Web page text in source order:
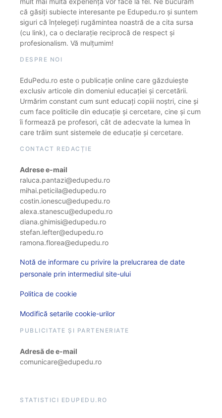
că găsiți subiecte interesante pe Edupedu.ro și suntem
siguri că înțelegeți rugămintea noastră de a cita sursa
(cu link), ca o declarație reciprocă de respect și
profesionalism. Vă mulțumim!
DESPRE NOI
EduPedu.ro este o publicație online care găzduiește
exclusiv articole din domeniul educației și cercetării.
Urmărim constant cum sunt educați copiii noștri, cine și
cum face politicile din educație și cercetare, cine și cum
îi formează pe profesori, cât de adecvate la lumea în
care trăim sunt sistemele de educație și cercetare.
CONTACT REDACȚIE
Adrese e-mail
raluca.pantazi@edupedu.ro
mihai.peticila@edupedu.ro
costin.ionescu@edupedu.ro
alexa.stanescu@edupedu.ro
diana.ghimisi@edupedu.ro
stefan.lefter@edupedu.ro
ramona.florea@edupedu.ro
Notă de informare cu privire la prelucrarea de date
personale prin intermediul site-ului
Politica de cookie
Modifică setarile cookie-urilor
PUBLICITATE ȘI PARTENERIATE
Adresă de e-mail
comunicare@edupedu.ro
STATISTICI EDUPEDU.RO